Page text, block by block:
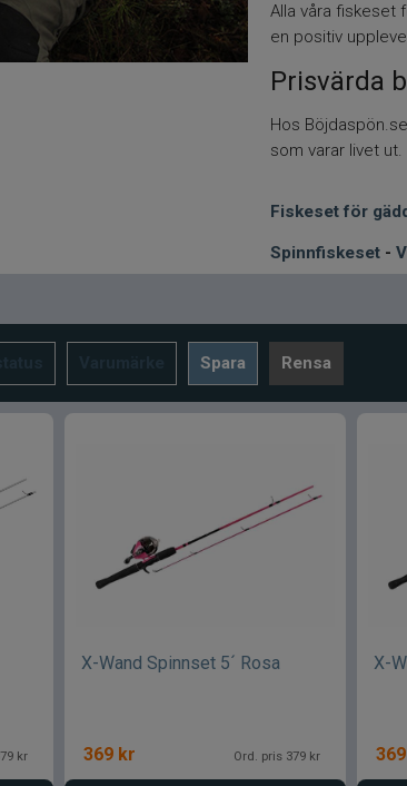
Alla våra fiskeset
en positiv
Prisvärda
Hos
som varar livet ut.
Fiskeset för
Spinnfiskeset-
Spara Rensa
kr
X-Wand Spinnset 5´ Rosa
369 kr Ord. pris 379 kr
X-
369